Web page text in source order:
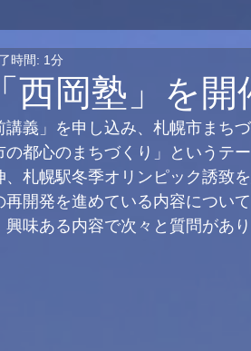
西岡塾」を
時間: 1分
講義」を申し込み、札幌市まち
都心のまちづくり」というテ
、札幌駅冬季オリンピック誘致
再開発を進めている内容につい
味ある内容で次々と質問があ